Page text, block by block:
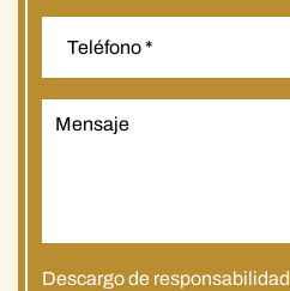
Descargo de responsabilidad